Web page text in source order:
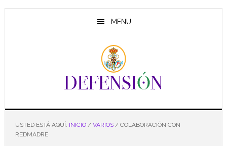
Saltar
Saltar
Saltar
MENU
USTED ESTÁ AQUÍ: INICIO / VARIOS /COLABORACIÓN CON
REDMADRE